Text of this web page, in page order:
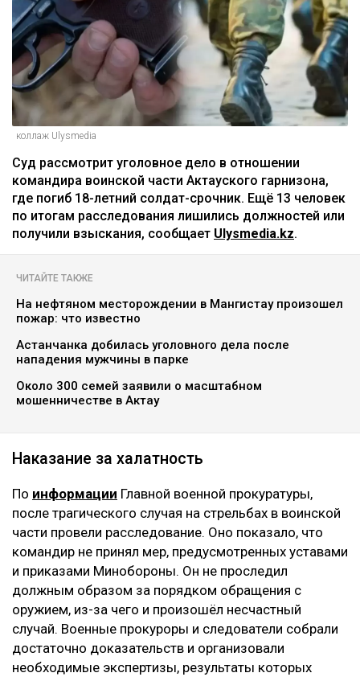
коллаж Ulysmedia
Суд рассмотрит уголовное дело в отношении
командира воинской части Актауского гарнизона,
где погиб 18-летний солдат-срочник. Ещё 13 человек
по итогам расследования лишились должностей или
получили взыскания, сообщает Ulysmedia.kz.
ЧИТАЙТЕ ТАКЖЕ
На нефтяном месторождении в Мангистау произошел
пожар: что известно
Астанчанка добилась уголовного дела после
нападения мужчины в парке
Около 300 семей заявили о масштабном
мошенничестве в Актау
Наказание за халатность
По информации Главной военной прокуратуры,
после трагического случая на стрельбах в воинской
части провели расследование. Оно показало, что
командир не принял мер, предусмотренных уставами
и приказами Минобороны. Он не проследил
должным образом за порядком обращения с
оружием, из-за чего и произошёл несчастный
случай. Военные прокуроры и следователи собрали
достаточно доказательств и организовали
необходимые экспертизы, результаты которых